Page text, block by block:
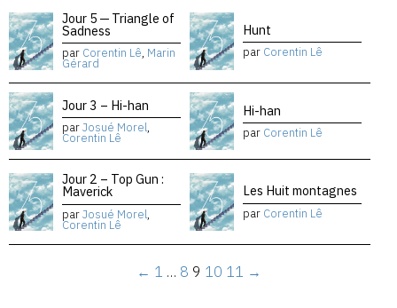
Jour 5 — Triangle of
Sadness
par Corentin Lê, Marin
Gérard
Hunt
par Corentin Lê
Jour 3 – Hi-han
parJosué Morel,
Corentin Lê
Hi-han
par Corentin Lê
Jour 2 – Top Gun :
Maverick
parJosué Morel,
Corentin Lê
Les Huit montagnes
par Corentin Lê
← 1 … 8 9 10 11 →